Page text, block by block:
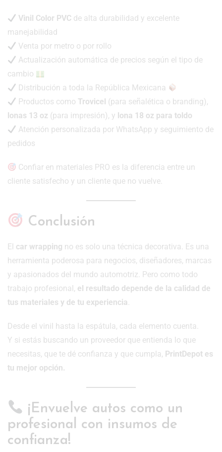
Vinil Color PVC de alta durabilidad y excelente
manejabilidad
Venta por metro o por rollo
Actualización automática de precios según el tipo de
cambio
Distribución a toda la República Mexicana
Productos como Trovicel (para señalética o branding),
lonas 13 oz (para impresión), y lona 18 oz para toldo
Atención personalizada por WhatsApp y seguimiento de
pedidos
Confiar en materiales PRO es la diferencia entre un
cliente satisfecho y un cliente que no vuelve.
Conclusión
El car wrapping no es solo una técnica decorativa. Es una
herramienta poderosa para negocios, diseñadores, marcas
y apasionados del mundo automotriz. Pero como todo
trabajo profesional, el resultado depende de la calidad de
tus materiales y de tu experiencia
Desde el vinil hasta la espátula, cada elemento cuenta.
Y si estás buscando un proveedor que entienda lo que
necesitas, que te dé confianza y que cumpla, PrintDepot es
tu mejor opción.
¡Envuelve autos como un
profesional con insumos de
confianza!